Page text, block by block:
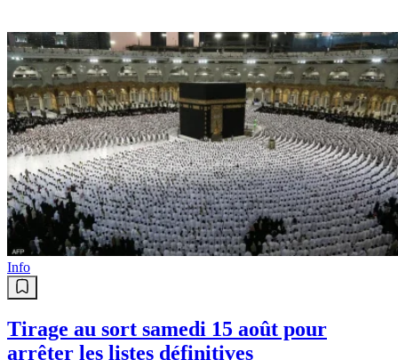
Info
Tirage au sort samedi 15 août pour
arrêter les listes définitives